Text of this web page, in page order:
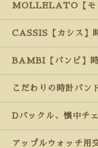
MOLLELATO【モ
CASSIS【カシス】
BAMBI【バンビ】
こだわりの時計バン
Dバックル、懐中チ
アップルウォッチ用